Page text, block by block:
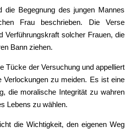
die Begegnung des jungen Mannes
Frau beschrieben. Die Verse
Verführungskraft solcher Frauen, die
Bann ziehen.
Tücke der Versuchung und appelliert
Verlockungen zu meiden. Es ist eine
die moralische Integrität zu wahren
Lebens zu wählen.
die Wichtigkeit, den eigenen Weg